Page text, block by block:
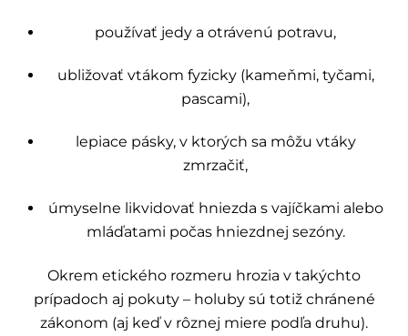
používať jedy a otrávenú potravu,
ubližovať vtákom fyzicky (kameňmi, tyčami,
pascami),
lepiace pásky, v ktorých sa môžu vtáky
zmrzačiť,
úmyselne likvidovať hniezda s vajíčkami alebo
mláďatami počas hniezdnej sezóny.
Okrem etického rozmeru hrozia v takýchto
prípadoch aj pokuty – holuby sú totiž chránené
zákonom (aj keď v rôznej miere podľa druhu).